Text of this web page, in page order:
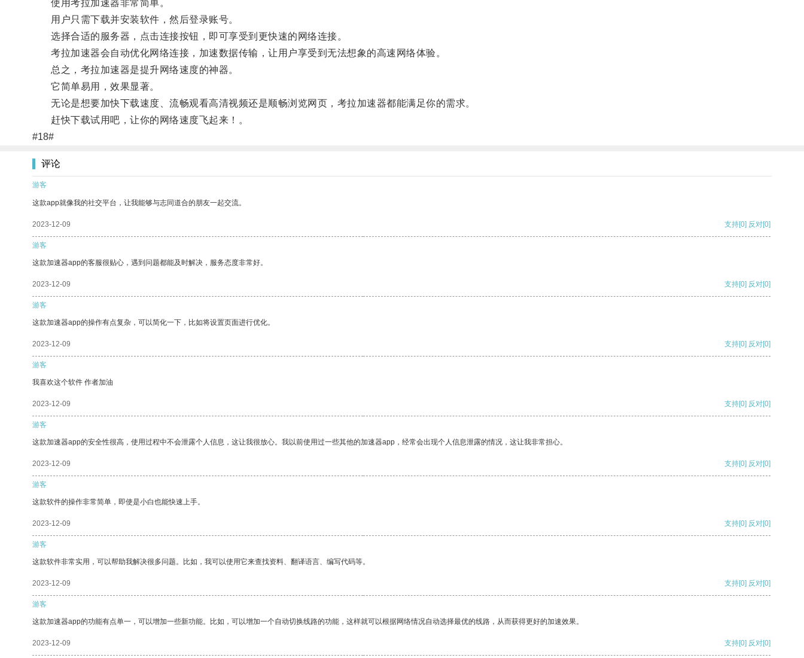
使用考拉加速器非常简单。
用户只需下载并安装软件，然后登录账号。
选择合适的服务器，点击连接按钮，即可享受到更快速的网络连接。
考拉加速器会自动优化网络连接，加速数据传输，让用户享受到无法想象的高速网络体验。
总之，考拉加速器是提升网络速度的神器。
它简单易用，效果显著。
无论是想要加快下载速度、流畅观看高清视频还是顺畅浏览网页，考拉加速器都能满足你的需求。
赶快下载试用吧，让你的网络速度飞起来！。
#18#
评论
游客
这款app就像我的社交平台，让我能够与志同道合的朋友一起交流。
2023-12-09 支持[0] 反对[0]
游客
这款加速器app的客服很贴心，遇到问题都能及时解决，服务态度非常好。
2023-12-09 支持[0] 反对[0]
游客
这款加速器app的操作有点复杂，可以简化一下，比如将设置页面进行优化。
2023-12-09 支持[0] 反对[0]
游客
我喜欢这个软件 作者加油
2023-12-09 支持[0] 反对[0]
游客
这款加速器app的安全性很高，使用过程中不会泄露个人信息，这让我很放心。我以前使用过一些其他的加速器app，经常会出现个人信息泄露的情况，这让我非常担心。
2023-12-09 支持[0] 反对[0]
游客
这款软件的操作非常简单，即使是小白也能快速上手。
2023-12-09 支持[0] 反对[0]
游客
这款软件非常实用，可以帮助我解决很多问题。比如，我可以使用它来查找资料、翻译语言、编写代码等。
2023-12-09 支持[0] 反对[0]
游客
这款加速器app的功能有点单一，可以增加一些新功能。比如，可以增加一个自动切换线路的功能，这样就可以根据网络情况自动选择最优的线路，从而获得更好的加速效果。
2023-12-09 支持[0] 反对[0]